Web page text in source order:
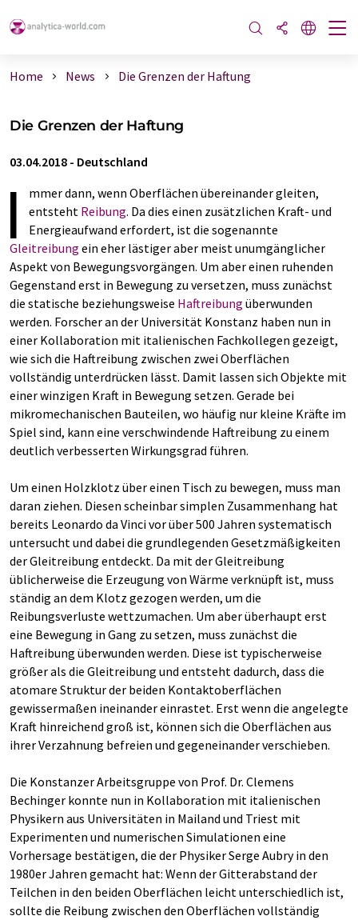
Home News Die Grenzen der Haftung
Die Grenzen der Haftung
03.04.2018 - Deutschland
I
mmer dann, wenn Oberflächen übereinander gleiten,
entsteht Reibung. Da dies einen zusätzlichen Kraft- und
Energieaufwand erfordert, ist die sogenannte
Gleitreibung ein eher lästiger aber meist unumgänglicher
Aspekt von Bewegungsvorgängen. Um aber einen ruhenden
Gegenstand erst in Bewegung zu versetzen, muss zunächst
die statische beziehungsweise Haftreibung überwunden
werden. Forscher an der Universität Konstanz haben nun in
einer Kollaboration mit italienischen Fachkollegen gezeigt,
wie sich die Haftreibung zwischen zwei Oberflächen
vollständig unterdrücken lässt. Damit lassen sich Objekte mit
einer winzigen Kraft in Bewegung setzen. Gerade bei
mikromechanischen Bauteilen, wo häufig nur kleine Kräfte im
Spiel sind, kann eine verschwindende Haftreibung zu einem
deutlich verbesserten Wirkungsgrad führen.
Um einen Holzklotz über einen Tisch zu bewegen, muss man
daran ziehen. Diesen scheinbar simplen Zusammenhang hat
bereits Leonardo da Vinci vor über 500 Jahren systematisch
untersucht und dabei die grundlegenden Gesetzmäßigkeiten
der Gleitreibung entdeckt. Da mit der Gleitreibung
üblicherweise die Erzeugung von Wärme verknüpft ist, muss
ständig an dem Klotz gezogen werden, um die
Reibungsverluste wettzumachen. Um aber überhaupt erst
eine Bewegung in Gang zu setzen, muss zunächst die
Haftreibung überwunden werden. Diese ist typischerweise
größer als die Gleitreibung und entsteht dadurch, dass die
atomare Struktur der beiden Kontaktoberflächen
gewissermaßen ineinander einrastet. Erst wenn die angelegte
Kraft hinreichend groß ist, können sich die Oberflächen aus
ihrer Verzahnung befreien und gegeneinander verschieben.
Die Konstanzer Arbeitsgruppe von Prof. Dr. Clemens
Bechinger konnte nun in Kollaboration mit italienischen
Physikern aus Universitäten in Mailand und Triest mit
Experimenten und numerischen Simulationen eine
Vorhersage bestätigen, die der Physiker Serge Aubry in den
1980er Jahren gemacht hat: Wenn der Gitterabstand der
Teilchen in den beiden Oberflächen leicht unterschiedlich ist,
sollte die Reibung zwischen den Oberflächen vollständig